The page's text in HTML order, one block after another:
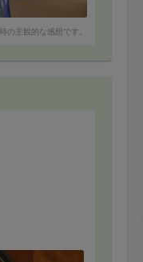
の主観的な感想です。